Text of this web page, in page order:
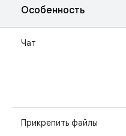
Особенность
Чат
Прикрепить файлы